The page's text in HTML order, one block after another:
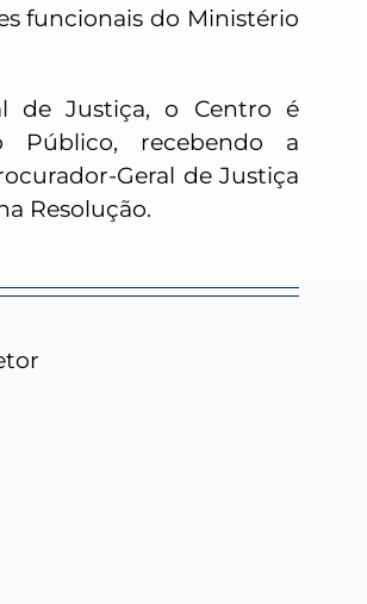
funcionais do Ministério
de Justiça, o Centro é
recebendo a
Geral de Justiça
Resolução.